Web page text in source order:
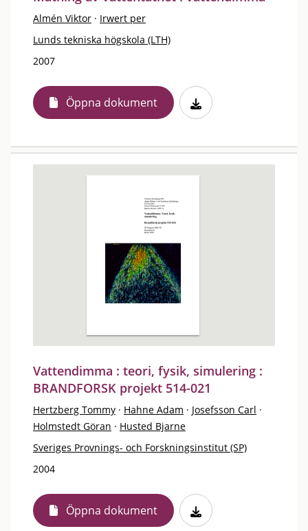
Almén Viktor · Irwert per
Lunds tekniska högskola (LTH)
2007
Öppna dokument
Vattendimma : teori, fysik, simulering :
BRANDFORSK projekt 514-021
Hertzberg Tommy · Hahne Adam · Josefsson Carl ·
Holmstedt Göran · Husted Bjarne
Sveriges Provnings- och Forskningsinstitut (SP)
2004
Öppna dokument